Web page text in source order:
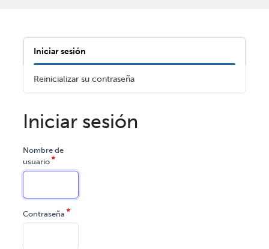
Solapas principales
Iniciar sesión
Reinicializar su contraseña
Iniciar sesión
Nombre de
usuario
Contraseña